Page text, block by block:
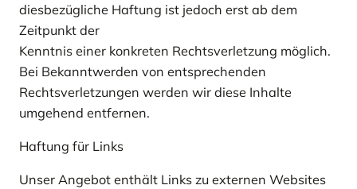
diesbezügliche Haftung ist jedoch erst ab dem
Zeitpunkt der
Kenntnis einer konkreten Rechtsverletzung möglich.
Bei Bekanntwerden von entsprechenden
Rechtsverletzungen werden wir diese Inhalte
umgehend entfernen.
Haftung für Links
Unser Angebot enthält Links zu externen Websites